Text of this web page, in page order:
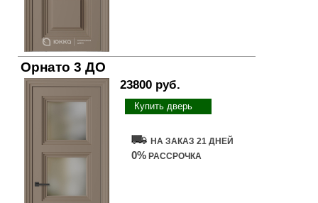
Орнато 3 ДО
23800 руб.
Купить дверь
НА ЗАКАЗ 21 ДНЕЙ
0% РАССРОЧКА